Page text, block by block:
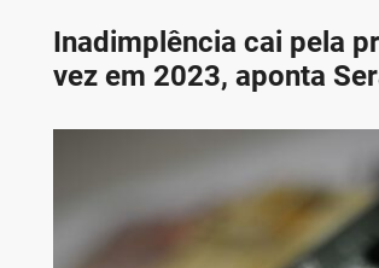
Inadimplência cai pela
vez em 2023, aponta